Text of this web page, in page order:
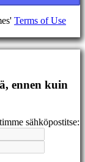
Terms of Use
ennen kuin
sähköpostitse: